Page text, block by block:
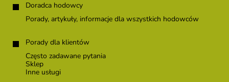
Doradca hodowcy
Porady, artykuły, informacje dla wszystkich hodowców
Porady dla klientów
Często zadawane pytania
Sklep
Inne usługi